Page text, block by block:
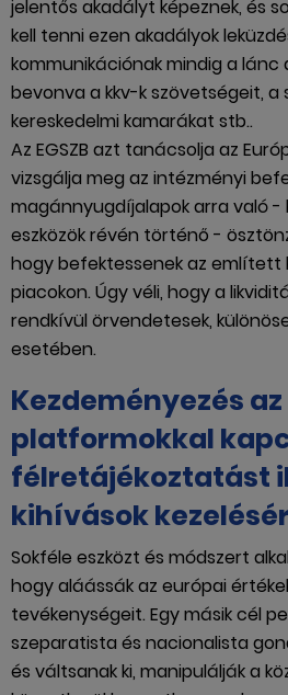
jelentős akadályt képeznek, és
kell tenni ezen akadályok
kommunikációnak mindig a lánc
bevonva a kkv-k szövetségeit, a
kereskedelmi kamarákat stb..
Az EGSZB azt tanácsolja az
vizsgálja meg az intézményi
magánnyugdíjalapok arra való -
eszközök révén történő -
hogy befektessenek az említett
piacokon. Úgy véli, hogy a
rendkívül örvendetesek,
esetében.
Kezdeményezés
platformokkal
félretájékoztatást
kihívások
Sokféle eszközt és módszert
hogy aláássák az európai
tevékenységeit. Egy másik cél
szeparatista és nacionalista
és váltsanak ki, manipulálják a